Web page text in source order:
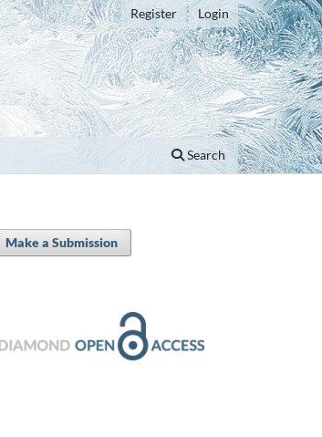
Search
Register Login
Make a Submission